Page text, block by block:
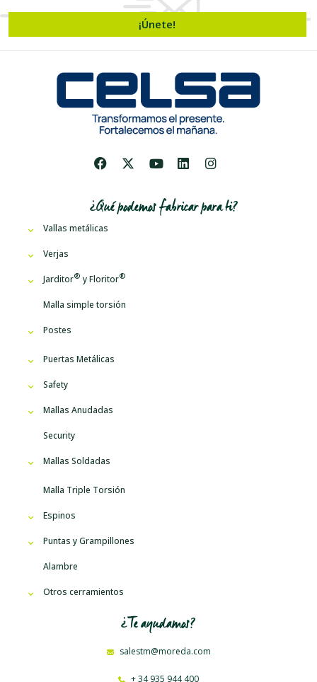
¡Únete!
¿Qué podemos fabricar para ti?
Vallas metálicas
Verjas
Jarditor yFloritor
Malla simple torsión
Postes
Puertas Metálicas
Safety
Mallas Anudadas
Security
Mallas Soldadas
Malla Triple Torsión
Espinos
Puntas y Grampillones
Alambre
Otros cerramientos
¿Te ayudamos?
salestm@moreda.com
+ 34 935 944 400